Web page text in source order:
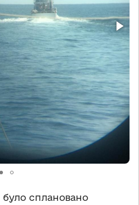
сплановано